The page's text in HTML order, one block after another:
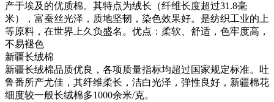
产于埃及的优质棉。其特点为绒长（纤维长度超过31.8毫
米），富蚕丝光泽，质地坚韧，染色效果好。是纺织工业的上
等原料，在世界上久负盛名。优点：柔软、舒适，色牢度高，
不易褪色
新疆长绒棉
新疆长绒棉品质优良，各项质量指标均超过国家规定标准。吐
鲁番所产尤佳，其纤维柔长，洁白光泽，弹性良好，新疆棉花
细度较一般长绒棉多1000余米/克。